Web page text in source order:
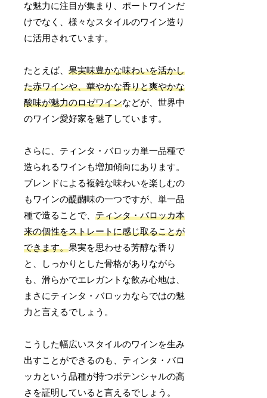
な魅力に注目が集まり、ポートワインだ
けでなく、様々なスタイルのワイン造り
に活用されています。
たとえば、果実味豊かな味わいを活かし
た赤ワインや、華やかな香りと爽やかな
酸味が魅力のロゼワインなどが、世界中
のワイン愛好家を魅了しています。
さらに、ティンタ・バロッカ単一品種で
造られるワインも増加傾向にあります。
ブレンドによる複雑な味わいを楽しむの
もワインの醍醐味の一つですが、単一品
種で造ることで、ティンタ・バロッカ本
来の個性をストレートに感じ取ることが
できます。果実を思わせる芳醇な香り
と、しっかりとした骨格がありながら
も、滑らかでエレガントな飲み心地は、
まさにティンタ・バロッカならではの魅
力と言えるでしょう。
こうした幅広いスタイルのワインを生み
出すことができるのも、ティンタ・バロ
ッカという品種が持つポテンシャルの高
さを証明していると言えるでしょう。